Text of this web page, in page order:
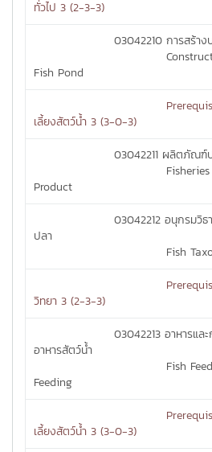
ทั่วไป 3 (2-3-3)
03042210 การสร้า
Fish Pond
เลี้ยงสัตว์น้ำ 3 (3-0-3)
03042211 ผลิตภัณฑ์
Fisheries
Product
03042212 อนุกรมวิธ
ปลา
Fish
วิทยา 3 (2-3-3)
03042213 อาหารและ
อาหารสัตว์น้ำ
Fish
Feeding
เลี้ยงสัตว์น้ำ 3 (3-0-3)